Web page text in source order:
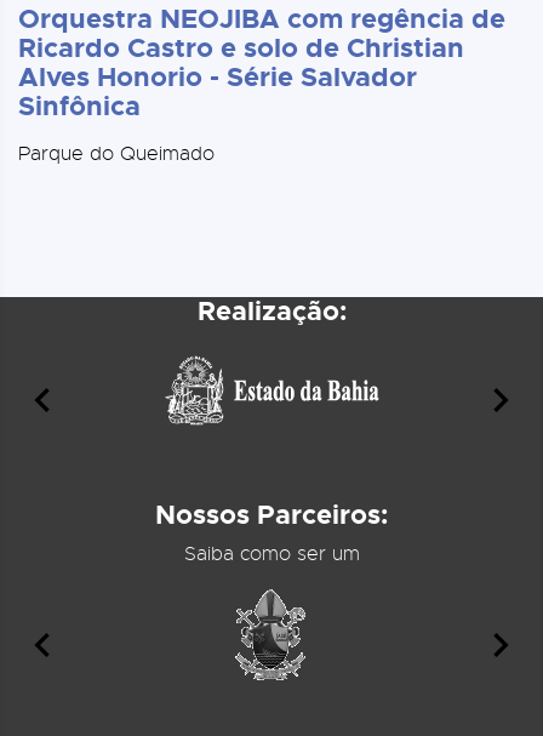
Orquestra NEOJIBA com regência de
Ricardo Castro e solo de Christian
Alves Honorio - Série Salvador
Sinfônica
Parque do Queimado
Realização:
Nossos Parceiros:
Saiba como ser um